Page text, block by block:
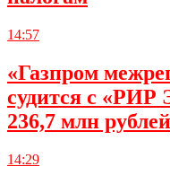
14:57
«Газпром
судится с «РИР
236,7 млн рублей
14:29